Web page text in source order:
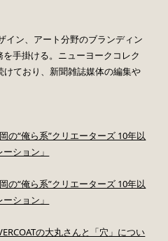
イン、アート分野のブランディン
手掛ける。ニューヨークコレク
ており、新聞雑誌媒体の編集や
の“俺ら系”クリエーターズ 10年以
ション」
の“俺ら系”クリエーターズ 10年以
ション」
の大丸さんと「穴」につい